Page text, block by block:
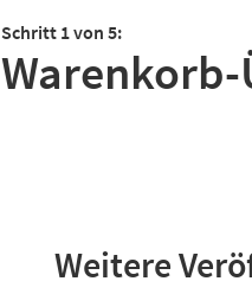
Schritt 1 von 5:
Weitere